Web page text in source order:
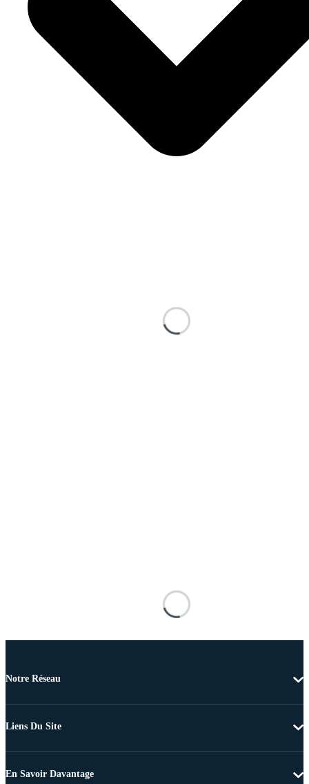
Notre Réseau
Liens Du Site
En Savoir Davantage